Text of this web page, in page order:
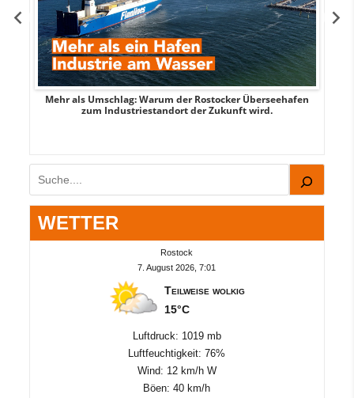
Mehr als Umschlag: Warum der Rostocker Überseehafen
zum Industriestandort der Zukunft wird.
Suchen
WETTER
Rostock
7. August 2026, 7:01
Teilweise wolkig
15°C
Luftdruck: 1019 mb
Luftfeuchtigkeit: 76%
Wind: 12 km/h W
Böen: 40 km/h